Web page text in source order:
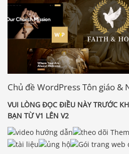
Chủ đề WordPress Tôn giáo &
VUI LÒNG ĐỌC ĐIỀU NÀY TRƯỚC
BẠN TỪ V1 LÊN V2